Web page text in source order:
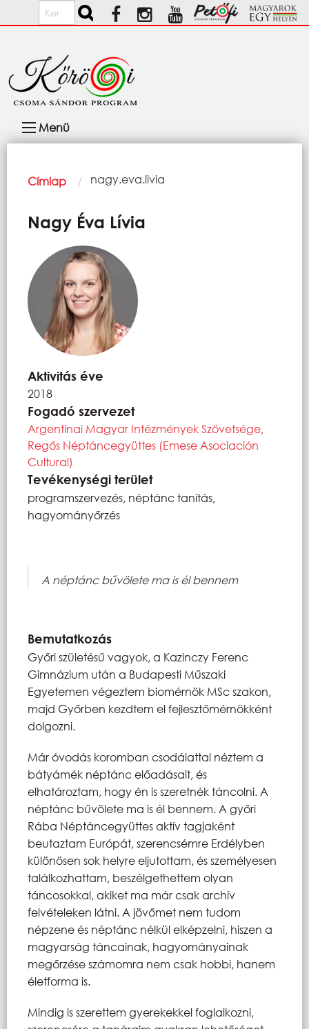
Ugrás a tartalomra
Keresés
navigáció
Menü
Morzsa
Címlap Current:
nagy.eva.livia
Nagy Éva Lívia
Aktivitás éve
2018
Fogadó szervezet
Argentínai Magyar Intézmények Szövetsége,
Regős Néptáncegyüttes (Emese Asociación
Cultural)
Tevékenységi terület
programszervezés, néptánc tanítás,
hagyományőrzés
A néptánc bűvölete ma is él bennem
Bemutatkozás
Győri születésű vagyok, a Kazinczy Ferenc
Gimnázium után a Budapesti Műszaki
Egyetemen végeztem biomérnök MSc szakon,
majd Győrben kezdtem el fejlesztőmérnökként
dolgozni.
Már óvodás koromban csodálattal néztem a
bátyámék néptánc előadásait, és
elhatároztam, hogy én is szeretnék táncolni. A
néptánc bűvölete ma is él bennem. A győri
Rába Néptáncegyüttes aktív tagjaként
beutaztam Európát, szerencsémre Erdélyben
különösen sok helyre eljutottam, és személyesen
találkozhattam, beszélgethettem olyan
táncosokkal, akiket ma már csak archív
felvételeken látni. A jövőmet nem tudom
népzene és néptánc nélkül elképzelni, hiszen a
magyarság táncainak, hagyományainak
megőrzése számomra nem csak hobbi, hanem
életforma is.
Mindig is szerettem gyerekekkel foglalkozni,